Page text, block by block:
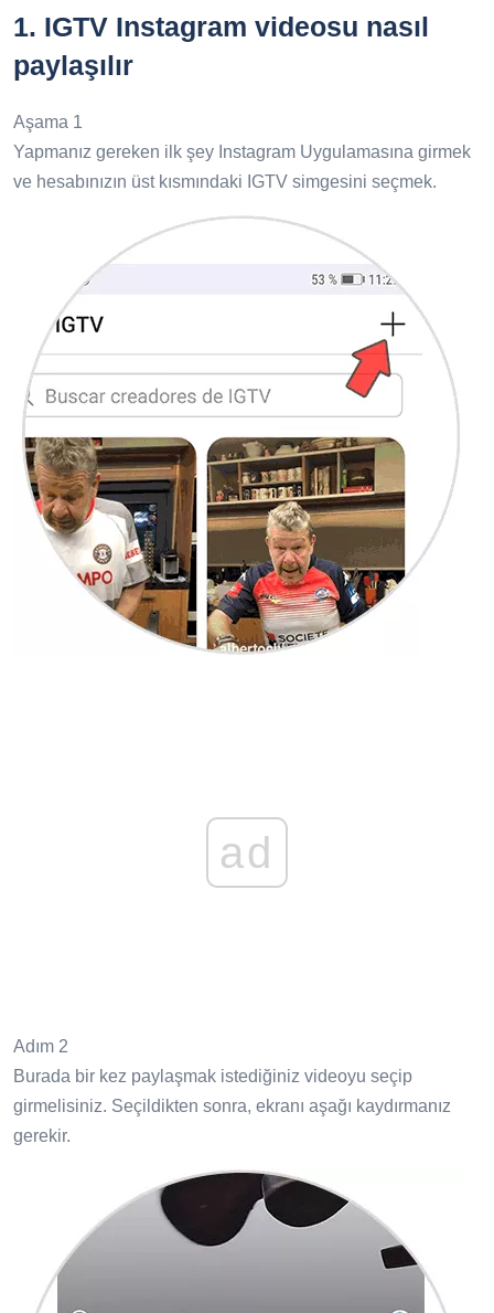
1. IGTV Instagram videosu nasıl
paylaşılır
Aşama 1
Yapmanız gereken ilk şey Instagram Uygulamasına girmek
ve hesabınızın üst kısmındaki IGTV simgesini seçmek.
ad
Adım 2
Burada bir kez paylaşmak istediğiniz videoyu seçip
girmelisiniz. Seçildikten sonra, ekranı aşağı kaydırmanız
gerekir.